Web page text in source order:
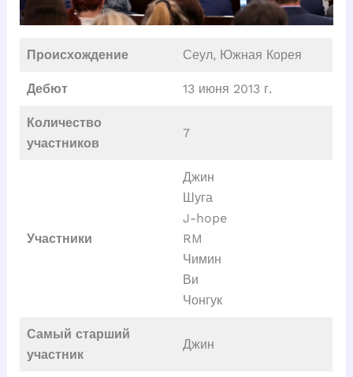
Происхождение Сеул, Южная Корея
Дебют 13 июня 2013 г.
Количество
участников
7
Участники
Джин
Шуга
J-hope
RM
Чимин
Ви
Чонгук
Самый старший
участник
Джин